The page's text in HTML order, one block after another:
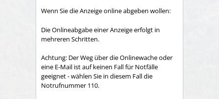
Wenn Sie die Anzeige online abgeben wollen:
Die Onlineabgabe einer Anzeige erfolgt in
mehreren Schritten.
Achtung: Der Weg über die Onlinewache oder
eine E-Mail ist auf keinen Fall für Notfälle
geeignet - wählen Sie in diesem Fall die
Notrufnummer 110.